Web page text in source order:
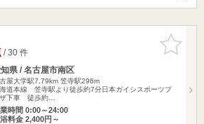
お気に入
りに追加
/ 30 件
県 / 名古屋市南区
屋大学駅7.79km 笠寺駅296m
道本線 笠寺駅より徒歩約7分日本ガイシスポーツプ
下車 徒歩約…
時間 0:00～24:00
料金 2,400円～